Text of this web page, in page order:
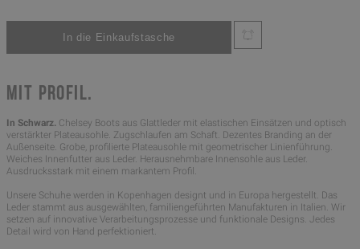
MIT PROFIL.
In Schwarz. Chelsey Boots aus Glattleder mit elastischen Einsätzen und optisch
verstärkter Plateausohle. Zugschlaufen am Schaft. Dezentes Branding an der
Außenseite. Grobe, profilierte Plateausohle mit geometrischer Linienführung.
Weiches Innenfutter aus Leder. Herausnehmbare Innensohle aus Leder.
Ausdrucksstark mit einem markantem Profil.
Unsere Schuhe werden in Kopenhagen designt und in Europa hergestellt. Das
Leder stammt aus ausgewählten, familiengeführten Manufakturen in Italien. Wir
setzen auf innovative Verarbeitungsprozesse und funktionale Designs. Jedes
Detail wird von Hand perfektioniert.